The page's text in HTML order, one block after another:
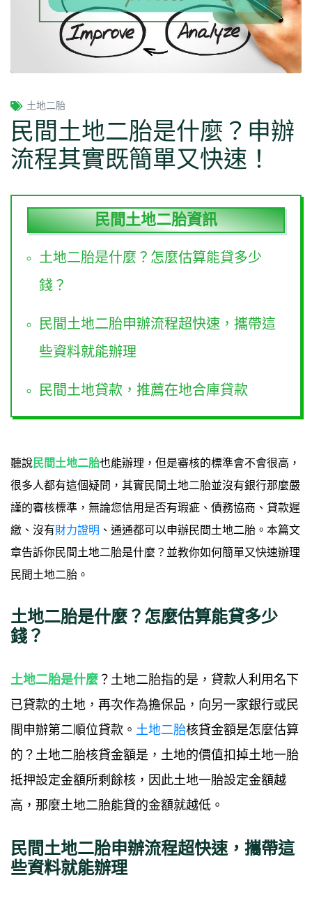
土地二胎
民間土地二胎是什麼？申辦
流程其實既簡單又快速！
民間土地二胎資訊
土地二胎是什麼？怎麼估算能貸多少
錢？
民間土地二胎申辦流程超快速，攜帶這
些資料就能辦理
民間土地貸款，推薦在地合庫貸款
聽說民間土地二胎也能辦理，但是審核的標準會不會很高，
很多人都有這個疑問，其實民間土地二胎並沒有銀行那麼嚴
謹的審核標準，無論您信用是否有瑕疵、債務協商、貸款遲
繳、沒有財力證明 、通通都可以申辦民間土地二胎。本篇文
章告訴你民間土地二胎是什麼？並教你如何簡單又快速辦理
民間土地二胎。
土地二胎是什麼？怎麼估算能貸多少
錢？
土地二胎是什麼 ？土地二胎指的是，貸款人利用名下
已貸款的土地，再次作為擔保品，向另一家銀行或民
間申辦第二順位貸款。 土地二胎核貸金額是怎麼估算
的？土地二胎核貸金額是，土地的價值扣掉土地一胎
抵押設定金額所剩餘核，因此土地一胎設定金額越
高，那麼土地二胎能貸的金額就越低。
民間土地二胎申辦流程超快速，攜帶這
些資料就能辦理